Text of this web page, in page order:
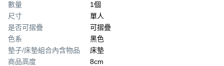
數量
1個
尺寸
單人
是否可摺疊
可摺疊
色系
黑色
墊子/床墊組合內含物品
床墊
商品高度
8cm